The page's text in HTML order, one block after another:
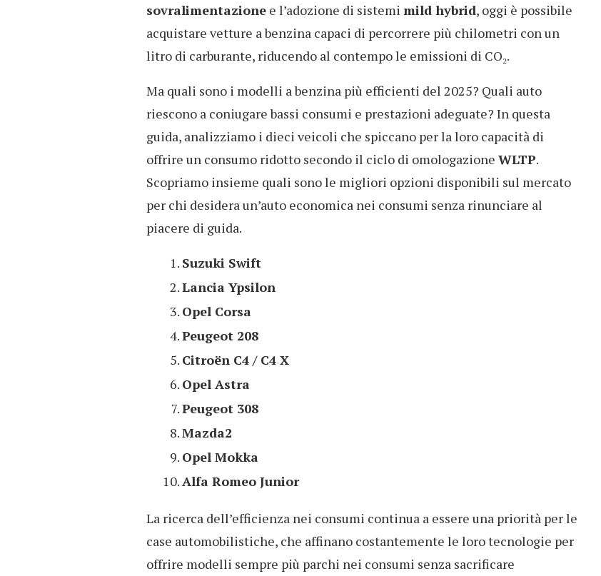
sovralimentazione e l’adozione di sistemi mild hybrid, oggi è possibile
acquistare vetture a benzina capaci di percorrere più chilometri con un
litro di carburante, riducendo al contempo le emissioni di CO₂.
Ma quali sono i modelli a benzina più efficienti del 2025? Quali auto
riescono a coniugare bassi consumi e prestazioni adeguate? In questa
guida, analizziamo i dieci veicoli che spiccano per la loro capacità di
offrire un consumo ridotto secondo il ciclo di omologazione WLTP.
Scopriamo insieme quali sono le migliori opzioni disponibili sul mercato
per chi desidera un’auto economica nei consumi senza rinunciare al
piacere di guida.
Suzuki Swift
Lancia Ypsilon
Opel Corsa
Peugeot 208
Citroën C4 / C4 X
Opel Astra
Peugeot 308
Mazda2
Opel Mokka
Alfa Romeo Junior
La ricerca dell’efficienza nei consumi continua a essere una priorità per le
case automobilistiche, che affinano costantemente le loro tecnologie per
offrire modelli sempre più parchi nei consumi senza sacrificare